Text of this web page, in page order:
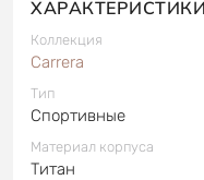
ХАРАКТЕРИСТИКИ
Коллекция
Carrera
Тип
Спортивные
Материал корпуса
Титан